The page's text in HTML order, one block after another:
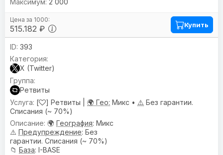
515.182 ₽
2 000
Купить
393
X (Twitter)
Ретвиты
[
] Ретвиты | 🌍 Гео: Микс • ⚠️ Без гарантии.
Списания (~ 70%)
🌍 География: Микс
⚠️ Предупреждениe: Без
гарантии. Списания (~ 70%)
📁 База: I-BASE